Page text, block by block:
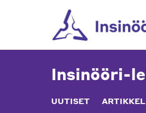
Insinööri-
UUTISET